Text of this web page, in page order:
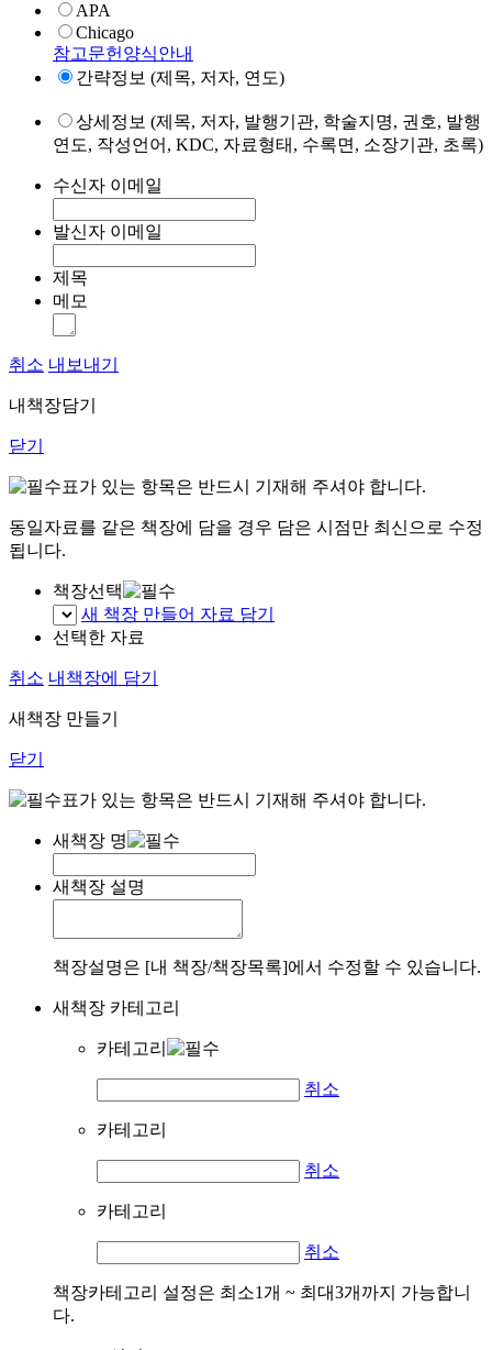
APA
Chicago
참고문헌양식안내
간략정보 (제목, 저자, 연도)
상세정보 (제목, 저자, 발행기관, 학술지명, 권호, 발행
연도, 작성언어, KDC, 자료형태, 수록면, 소장기관, 초록)
수신자 이메일
발신자 이메일
제목
메모
취소 내보내기
내책장담기
닫기
표가 있는 항목은 반드시 기재해 주셔야 합니다.
동일자료를 같은 책장에 담을 경우 담은 시점만 최신으로 수정
됩니다.
책장선택
새 책장 만들어 자료 담기
선택한 자료
취소 내책장에 담기
새책장 만들기
닫기
표가 있는 항목은 반드시 기재해 주셔야 합니다.
새책장 명
새책장 설명
책장설명은 [내 책장/책장목록]에서 수정할 수 있습니다.
새책장 카테고리
카테고리
취소
카테고리
취소
카테고리
취소
책장카테고리 설정은 최소1개 ~ 최대3개까지 가능합니
다.